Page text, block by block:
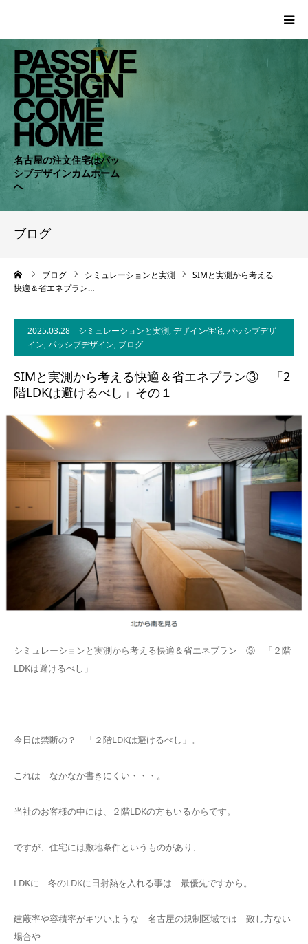
名古屋の注文住宅はパッ
シブデザインカムホーム
へ
ブログ
ブログ シミュレーションと実測
SIMと実測から考える
快適＆省エネプラン…
2025.03.28 シミュレーションと実測,デザイン住宅,パッシブデザ
イン,パッシブデザイン, ブログ
SIMと実測から考える快適＆省エネプラン③ 「2
階LDKは避けるべし」その１
シミュレーションと実測から考える快適＆省エネプラン ③ 「２階
LDKは避けるべし」
今日は禁断の？ 「２階LDKは避けるべし」。
これは なかなか書きにくい・・・。
当社のお客様の中には、２階LDKの方もいるからです。
ですが、住宅には敷地条件というものがあり、
LDKに 冬のLDKに日射熱を入れる事は 最優先ですから。
建蔽率や容積率がキツいような 名古屋の規制区域では 致し方ない
場合や
HOME
WORKS
COMPANY
CONCEPT
NEWS
BLOG
CONTACT